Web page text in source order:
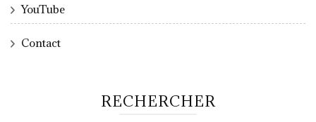
YouTube
Contact
RECHERCHER